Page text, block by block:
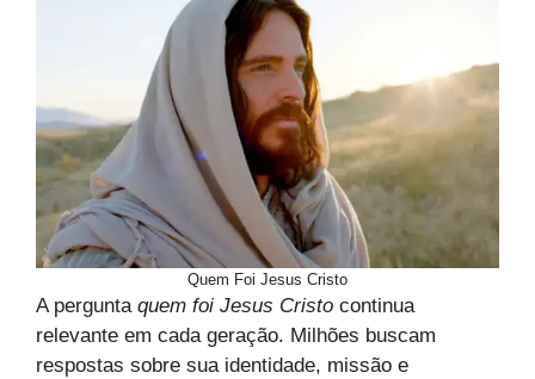
Quem Foi Jesus Cristo
A pergunta quem foi Jesus Cristo continua
relevante em cada geração. Milhões buscam
respostas sobre sua identidade, missão e